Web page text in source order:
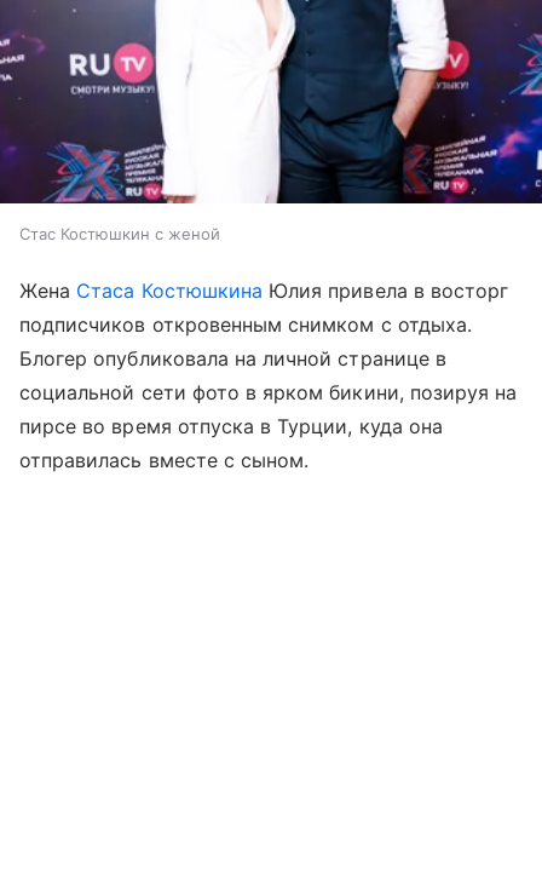
Стас Костюшкин с женой
Жена Стаса Костюшкина Юлия привела в восторг
подписчиков откровенным снимком с отдыха.
Блогер опубликовала на личной странице в
социальной сети фото в ярком бикини, позируя на
пирсе во время отпуска в Турции, куда она
отправилась вместе с сыном.